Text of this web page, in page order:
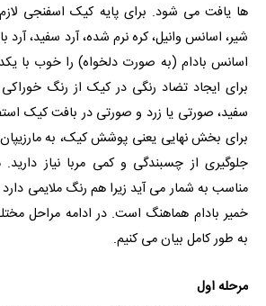
ها یافت می شود. برای پایه کیک اسفنجی
شیر، اسانس وانیل، کره نرم شده، آرد سفید، آرد
اسانس بادام (به صورت دلخواه) را خوب با
برای ایجاد تضاد رنگی در کیک از رنگ
سفید، صورتی یا زرد و صورتی در بافت کیک
برای بخش نهایی یعنی پوشش کیک، به
جلوگیری از چسبندگی و کمی مربا نیاز دارید.
مناسب به شمار می آید زیرا هم رنگ ملایمی
خمیر بادام هماهنگ است. در ادامه مراحل
به طور کامل بیان می کنیم.
مرحله اول